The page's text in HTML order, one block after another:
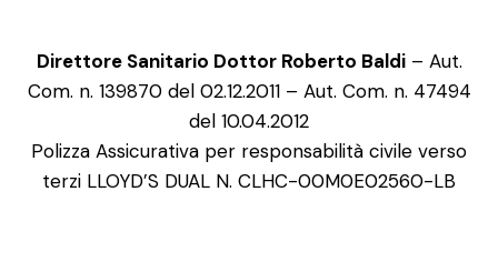
Direttore Sanitario Dottor Roberto Baldi– Aut.
Com. n. 139870 del 02.12.2011 – Aut. Com. n. 47494
del 10.04.2012
Polizza Assicurativa per responsabilità civile verso
terzi LLOYD’S DUAL N. CLHC-00M0E02560-LB